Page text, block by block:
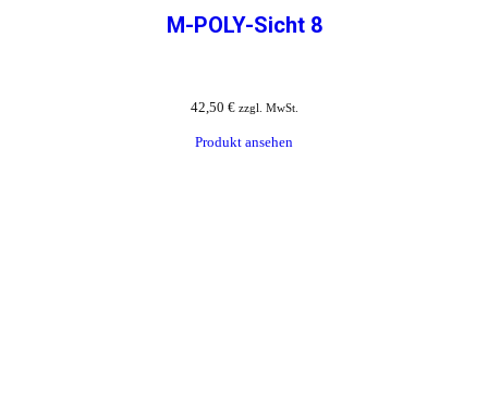
M-POLY-Sicht 8
42,50 € zzgl. MwSt.
Produkt ansehen